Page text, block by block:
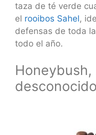
taza de té verde
el rooibos Sahel,
defensas de toda
todo el año.
Honeybush,
desconocido